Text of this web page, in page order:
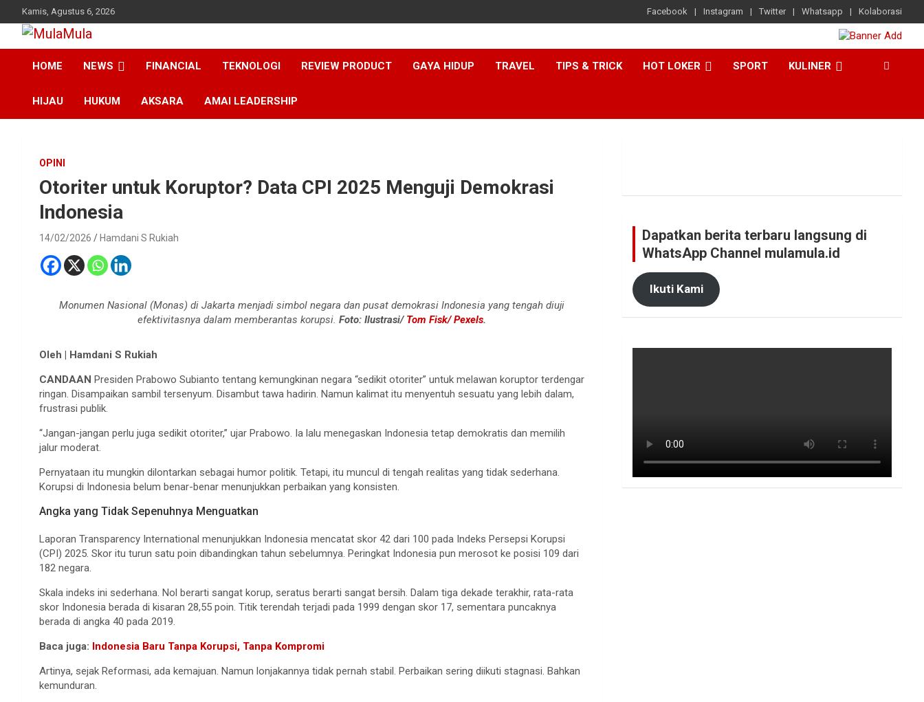
to
content
Kamis, Agustus 6, 2026 Facebook Instagram Twitter Whatsapp Kolaborasi
MulaMula
Medianya para Gen Z
HOME
NEWS FINANCIAL TEKNOLOGI REVIEW PRODUCT GAYA HIDUP TRAVEL TIPS & TRICK HOT LOKER SPORT KULINER
HIJAU HUKUM AKSARA AMAI LEADERSHIP
OPINI
Otoriter untuk Koruptor? Data CPI 2025 Menguji Demokrasi
Indonesia
14/02/2026 Hamdani S Rukiah
Monumen Nasional (Monas) di Jakarta menjadi simbol negara dan pusat demokrasi Indonesia yang tengah diuji
efektivitasnya dalam memberantas korupsi.Foto: Ilustrasi/ Tom Fisk/ Pexels.
Oleh | Hamdani S Rukiah
CANDAAN Presiden Prabowo Subianto tentang kemungkinan negara “sedikit otoriter” untuk melawan koruptor terdengar
ringan. Disampaikan sambil tersenyum. Disambut tawa hadirin. Namun kalimat itu menyentuh sesuatu yang lebih dalam,
frustrasi publik.
“Jangan-jangan perlu juga sedikit otoriter,” ujar Prabowo. Ia lalu menegaskan Indonesia tetap demokratis dan memilih
jalur moderat.
Pernyataan itu mungkin dilontarkan sebagai humor politik. Tetapi, itu muncul di tengah realitas yang tidak sederhana.
Korupsi di Indonesia belum benar-benar menunjukkan perbaikan yang konsisten.
Angka yang Tidak Sepenuhnya Menguatkan
Laporan Transparency International menunjukkan Indonesia mencatat skor 42 dari 100 pada Indeks Persepsi Korupsi
(CPI) 2025. Skor itu turun satu poin dibandingkan tahun sebelumnya. Peringkat Indonesia pun merosot ke posisi 109 dari
182 negara.
Skala indeks ini sederhana. Nol berarti sangat korup, seratus berarti sangat bersih. Dalam tiga dekade terakhir, rata-rata
skor Indonesia berada di kisaran 28,55 poin. Titik terendah terjadi pada 1999 dengan skor 17, sementara puncaknya
berada di angka 40 pada 2019.
Baca juga: Indonesia Baru Tanpa Korupsi, Tanpa Kompromi
Artinya, sejak Reformasi, ada kemajuan. Namun lonjakannya tidak pernah stabil. Perbaikan sering diikuti stagnasi. Bahkan
kemunduran.
Dapatkan berita terbaru langsung di
WhatsApp Channel mulamula.id
Ikuti Kami